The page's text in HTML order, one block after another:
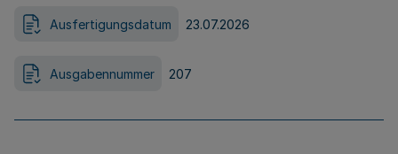
Ausfertigungsdatum 23.07.2026
Ausgabennummer 207